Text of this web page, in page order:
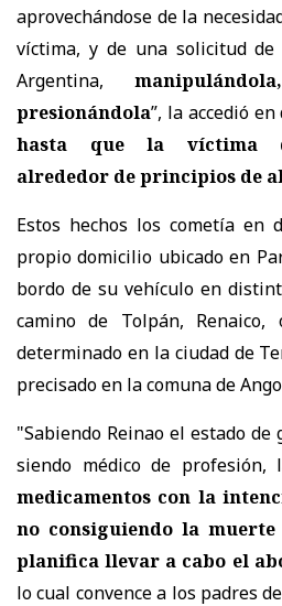
aprovechándose de la
víctima, y de una solicitud
Argentina,
presionándola”, la accedió
hasta que la víctima
alrededor de principios de
Estos hechos los cometía en
propio domicilio ubicado en
bordo de su vehículo en
camino de Tolpán,
determinado en la ciudad de
precisado en la comuna de
"Sabiendo Reinao el estado
siendo médico de profesión,
medicamentos con la
no consiguiendo la
planifica llevar a cabo el
lo cual convence a los padres